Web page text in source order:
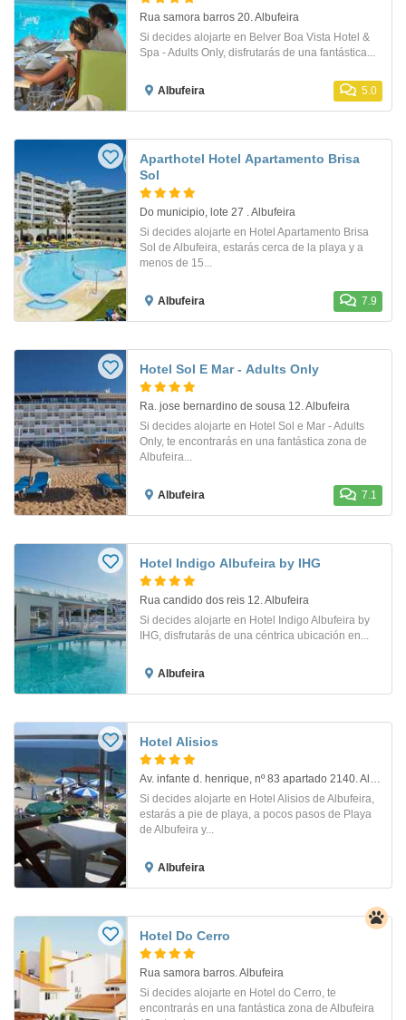
Rua samora barros 20. Albufeira
Si decides alojarte en Belver Boa Vista Hotel &
Spa - Adults Only, disfrutarás de una fantástica...
Albufeira 5.0
Aparthotel Hotel Apartamento Brisa
Sol
Do municipio, lote 27 . Albufeira
Si decides alojarte en Hotel Apartamento Brisa
Sol de Albufeira, estarás cerca de la playa y a
menos de 15...
Albufeira 7.9
Hotel Sol E Mar - Adults Only
Ra. jose bernardino de sousa 12. Albufeira
Si decides alojarte en Hotel Sol e Mar - Adults
Only, te encontrarás en una fantástica zona de
Albufeira...
Albufeira 7.1
Hotel Indigo Albufeira by IHG
Rua candido dos reis 12. Albufeira
Si decides alojarte en Hotel Indigo Albufeira by
IHG, disfrutarás de una céntrica ubicación en...
Albufeira
Hotel Alisios
Si decides alojarte en Hotel Alisios de Albufeira,
estarás a pie de playa, a pocos pasos de Playa
de Albufeira y...
Albufeira
Hotel Do Cerro
Rua samora barros. Albufeira
Si decides alojarte en Hotel do Cerro, te
encontrarás en una fantástica zona de Albufeira